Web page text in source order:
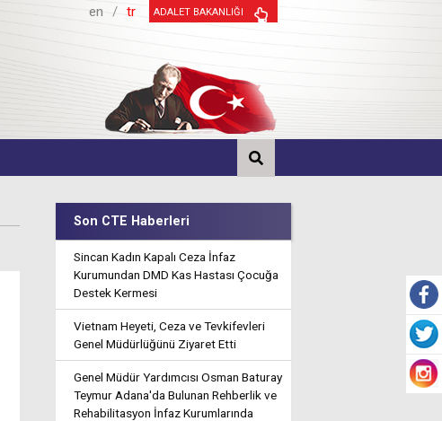
en / tr ADALET BAKANLIĞI
Son CTE Haberleri
Sincan Kadın Kapalı Ceza İnfaz
Kurumundan DMD Kas Hastası Çocuğa
Destek Kermesi
Vietnam Heyeti, Ceza ve Tevkifevleri
Genel Müdürlüğünü Ziyaret Etti
Genel Müdür Yardımcısı Osman Baturay
Teymur Adana'da Bulunan Rehberlik ve
Rehabilitasyon İnfaz Kurumlarında